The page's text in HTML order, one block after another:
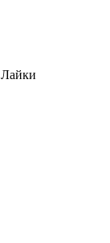
Лайки